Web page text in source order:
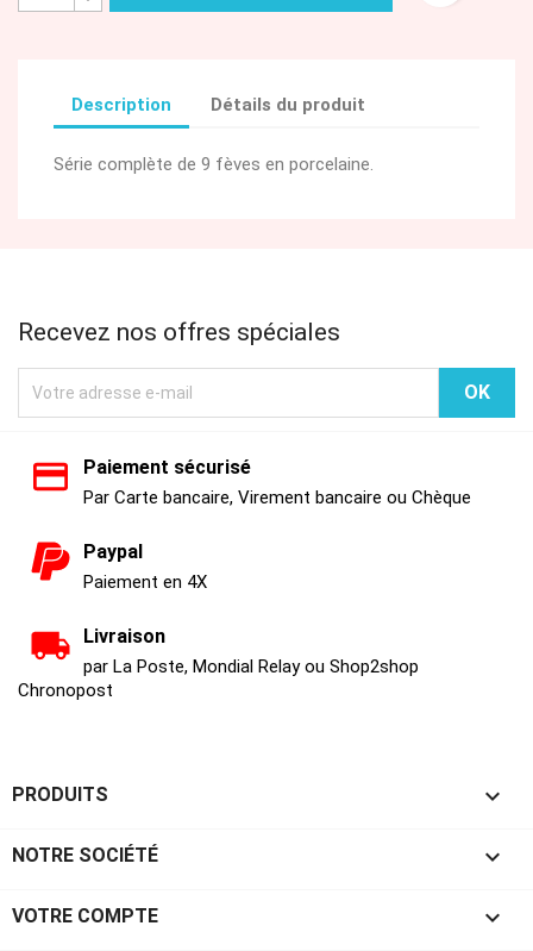
Description Détails du produit
Série complète de 9 fèves en porcelaine.
Recevez nos offres spéciales
Paiement sécurisé
Par Carte bancaire, Virement bancaire ou Chèque
Paypal
Paiement en 4X
Livraison
par La Poste, Mondial Relay ou Shop2shop
Chronopost
PRODUITS 
NOTRE SOCIÉTÉ 
VOTRE COMPTE 